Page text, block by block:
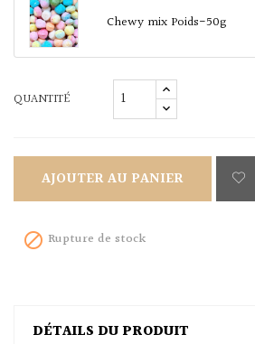
Chewy mix Poids-50g
QUANTITÉ
AJOUTER AU PANIER
 Rupture de stock
DÉTAILS DU PRODUIT